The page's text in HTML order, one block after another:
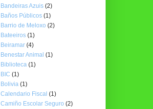
Bandeiras Azuis (2)
Baños Públicos (1)
Barrio de Meloxo (2)
Bateeiros (1)
Beiramar (4)
Benestar Animal (1)
Biblioteca (1)
BIC (1)
Bolivia (1)
Calendario Fiscal (1)
Camiño Escolar Seguro (2)